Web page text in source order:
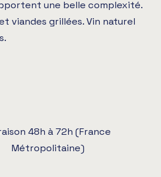
une belle complexité.
viandes grillées. Vin naturel
48h à 72h (France
Métropolitaine)